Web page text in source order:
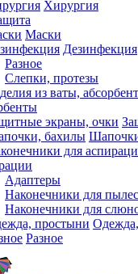
Хирургия
Маски
Дезинфекция
Разное
Слепки, протезы
Адаптеры
Наконечники для
Наконечники для
Разное